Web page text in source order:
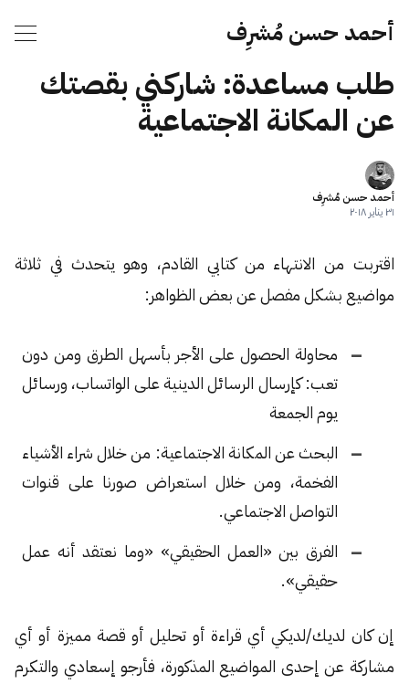
أحمد حسن مُشرِف
طلب مساعدة: شاركني بقصتك
عن المكانة الاجتماعية
أحمد حسن مُشرِف
٣١ يناير ٢٠١٨
اقتربت من الانتهاء من كتابي القادم، وهو يتحدث في ثلاثة
مواضيع بشكل مفصل عن بعض الظواهر:
محاولة الحصول على الأجر بأسهل الطرق ومن دون
تعب: كإرسال الرسائل الدينية على الواتساب، ورسائل
يوم الجمعة
البحث عن المكانة الاجتماعية: من خلال شراء الأشياء
الفخمة، ومن خلال استعراض صورنا على قنوات
التواصل الاجتماعي.
الفرق بين «العمل الحقيقي» «وما نعتقد أنه عمل
حقيقي».
إن كان لديك/لديكي أي قراءة أو تحليل أو قصة مميزة أو أي
مشاركة عن إحدى المواضيع المذكورة، فأرجو إسعادي والتكرم